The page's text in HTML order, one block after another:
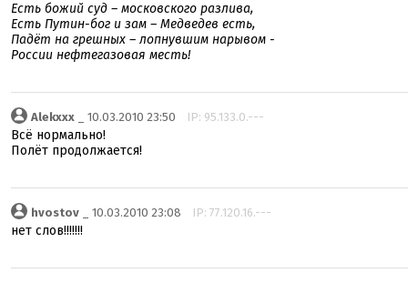
Есть божий суд – московского разлива,
Есть Путин-бог и зам – Медведев есть,
Падёт на грешных – лопнувшим нарывом -
России нефтегазовая месть!
Alekxxx _ 10.03.2010 23:50 IP: 95.133.0.---
Всё нормально!
Полёт продолжается!
hvostov _ 10.03.2010 23:08 IP: 77.120.16.---
нет слов!!!!!!!